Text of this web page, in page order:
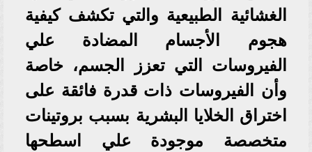
الغشائية الطبيعية والتي تكشف كيفية
هجوم الأجسام المضادة علي
الفيروسات التي تعزز الجسم، خاصة
وأن الفيروسات ذات قدرة فائقة على
اختراق الخلايا البشرية بسبب بروتينات
متخصصة موجودة علي اسطحها